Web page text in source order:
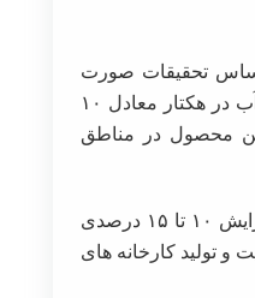
تحقیقات صورت
گرفته اجرای این طرح به ویژه در مناطق گرمسیری موجب کاهش ۴۰ تا ۵۰ درصدی آب در هکتار معادل ۱۰
محصول در مناطق
رضایی‌زاد اضافه کرد: علاوه بر این افزایش تولید سالانه ۱۵ هزار تن شکر در سال، افزایش ۱۰ تا ۱۵ درصدی
تولید کارخانه های